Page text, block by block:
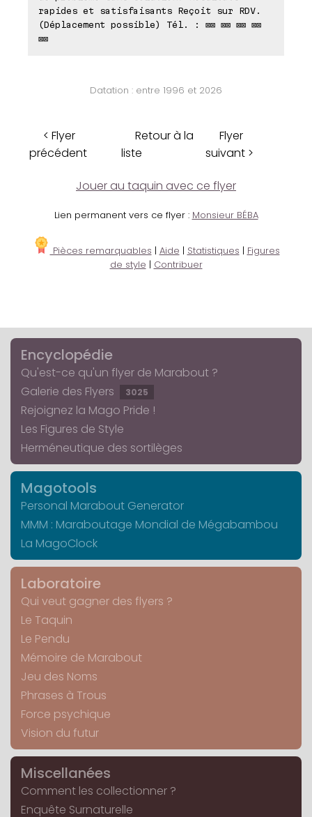
rapides et satisfaisants Reçoit sur RDV.
(Déplacement possible) Tél. : ⊠⊠ ⊠⊠ ⊠⊠ ⊠⊠
⊠⊠
Datation : entre 1996 et 2026
< Flyer
précédent
Retour à la
liste
Flyer
suivant >
Jouer au taquin avec ce flyer
Lien permanent vers ce flyer : Monsieur BÉBA
Pièces remarquables | Aide | Statistiques | Figures
de style | Contribuer
Encyclopédie
Qu'est-ce qu'un flyer de Marabout ?
Galerie des Flyers
3025
Rejoignez la Mago Pride !
Les Figures de Style
Herméneutique des sortilèges
Magotools
Personal Marabout Generator
MMM : Maraboutage Mondial de Mégabambou
La MagoClock
Laboratoire
Qui veut gagner des flyers ?
Le Taquin
Le Pendu
Mémoire de Marabout
Jeu des Noms
Phrases à Trous
Force psychique
Vision du futur
Miscellanées
Comment les collectionner ?
Enquête Surnaturelle